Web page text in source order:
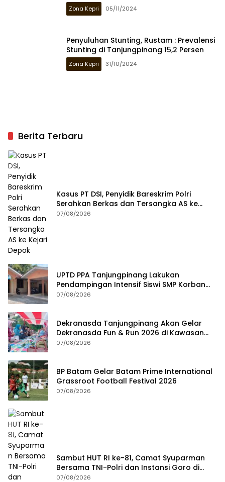
Zona Kepri 05/11/2024
Penyuluhan Stunting, Rustam : Prevalensi
Stunting di Tanjungpinang 15,2 Persen
Zona Kepri 31/10/2024
Berita Terbaru
Kasus PT DSI, Penyidik Bareskrim Polri
Serahkan Berkas dan Tersangka AS ke
Kejari Depok
07/08/2026
UPTD PPA Tanjungpinang Lakukan
Pendampingan Intensif Siswi SMP Korban
Asusila
07/08/2026
Dekranasda Tanjungpinang Akan Gelar
Dekranasda Fun & Run 2026 di Kawasan
Gedung Gonggong
07/08/2026
BP Batam Gelar Batam Prime International
Grassroot Football Festival 2026
07/08/2026
Sambut HUT RI ke-81, Camat Syuparman
Bersama TNI-Polri dan Instansi Goro di
Pantai Piwang
07/08/2026